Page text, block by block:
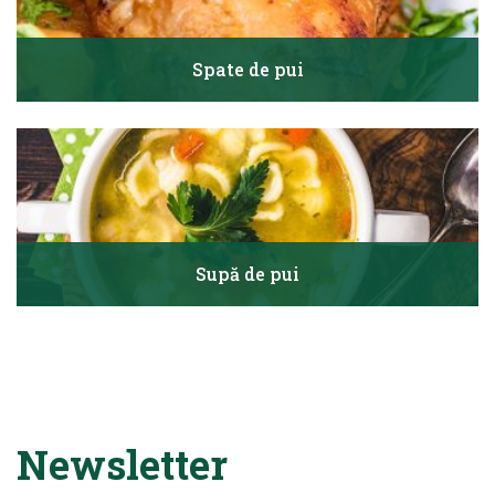
Spate de pui
Supă de pui
Newsletter